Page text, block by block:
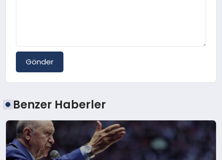
Gönder
Benzer Haberler